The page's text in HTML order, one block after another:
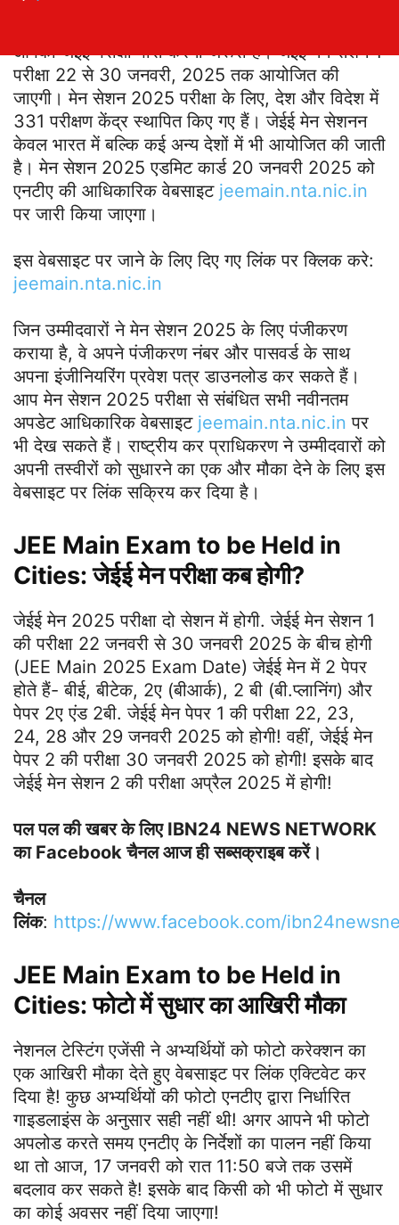
आपको जेईई परीक्षा पास करना जरूरी है। जेईई मेन सेशन 1
परीक्षा 22 से 30 जनवरी, 2025 तक आयोजित की
जाएगी। मेन सेशन 2025 परीक्षा के लिए, देश और विदेश में
331 परीक्षण केंद्र स्थापित किए गए हैं। जेईई मेन सेशनन
केवल भारत में बल्कि कई अन्य देशों में भी आयोजित की जाती
है। मेन सेशन 2025 एडमिट कार्ड 20 जनवरी 2025 को
एनटीए की आधिकारिक वेबसाइट jeemain.nta.nic.in
पर जारी किया जाएगा।
इस वेबसाइट पर जाने के लिए दिए गए लिंक पर क्लिक करे:
jeemain.nta.nic.in
जिन उम्मीदवारों ने मेन सेशन 2025 के लिए पंजीकरण
कराया है, वे अपने पंजीकरण नंबर और पासवर्ड के साथ
अपना इंजीनियरिंग प्रवेश पत्र डाउनलोड कर सकते हैं।
आप मेन सेशन 2025 परीक्षा से संबंधित सभी नवीनतम
अपडेट आधिकारिक वेबसाइटjeemain.nta.nic.in पर
भी देख सकते हैं। राष्ट्रीय कर प्राधिकरण ने उम्मीदवारों को
अपनी तस्वीरों को सुधारने का एक और मौका देने के लिए इस
वेबसाइट पर लिंक सक्रिय कर दिया है।
JEE Main Exam to be Held in
Cities: जेईई मेन परीक्षा कब होगी?
जेईई मेन 2025 परीक्षा दो सेशन में होगी. जेईई मेन सेशन 1
की परीक्षा 22 जनवरी से 30 जनवरी 2025 के बीच होगी
(JEE Main 2025 Exam Date) जेईई मेन में 2 पेपर
होते हैं- बीई, बीटेक, 2ए (बीआर्क), 2 बी (बी.प्लानिंग) और
पेपर 2ए एंड 2बी. जेईई मेन पेपर 1 की परीक्षा 22, 23,
24, 28 और 29 जनवरी 2025 को होगी! वहीं, जेईई मेन
पेपर 2 की परीक्षा 30 जनवरी 2025 को होगी! इसके बाद
जेईई मेन सेशन 2 की परीक्षा अप्रैल 2025 में होगी!
पल पल की खबर के लिए IBN24 NEWS NETWORK
का Facebook चैनल आज ही सब्सक्राइब करें।
चैनल
लिंक: https://www.facebook.com/
JEE Main Exam to be Held in
Cities: फोटो में सुधार का आखिरी मौका
नेशनल टेस्टिंग एजेंसी ने अभ्यर्थियों को फोटो करेक्शन का
एक आखिरी मौका देते हुए वेबसाइट पर लिंक एक्टिवेट कर
दिया है! कुछ अभ्यर्थियों की फोटो एनटीए द्वारा निर्धारित
गाइडलाइंस के अनुसार सही नहीं थी! अगर आपने भी फोटो
अपलोड करते समय एनटीए के निर्देशों का पालन नहीं किया
था तो आज, 17 जनवरी को रात 11:50 बजे तक उसमें
बदलाव कर सकते है! इसके बाद किसी को भी फोटो में सुधार
का कोई अवसर नहीं दिया जाएगा!